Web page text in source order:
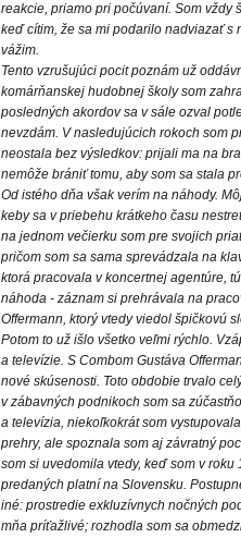
reakcie, priamo pri počúvaní. Som vždy
keď cítim, že sa mi podarilo nadviazať s
vážim.
Tento vzrušujúci pocit poznám už
komárňanskej hudobnej školy som
posledných akordov sa v sále ozval
nevzdám. V nasledujúcich rokoch som
neostala bez výsledkov: prijali ma na
nemôže brániť tomu, aby som sa stala
Od istého dňa však verím na náhody.
keby sa v priebehu krátkeho času
na jednom večierku som pre svojich
pričom som sa sama sprevádzala na
ktorá pracovala v koncertnej agentúre,
náhoda - záznam si prehrávala na
Offermann, ktorý vtedy viedol špičkovú
Potom to už išlo všetko veľmi rýchlo.
a televízie. S Combom Gustáva
nové skúsenosti. Toto obdobie trvalo
v zábavných podnikoch som sa
a televízia, niekoľkokrát som
prehry, ale spoznala som aj závratný
som si uvedomila vtedy, keď som v
predaných platní na Slovensku.
iné: prostredie exkluzívnych nočných
mňa príťažlivé; rozhodla som sa